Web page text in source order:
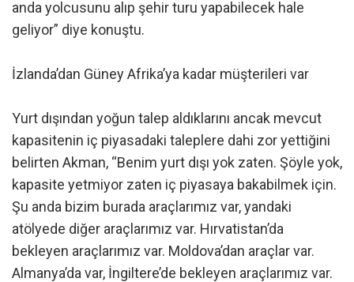
anda yolcusunu alıp şehir turu yapabilecek hale
geliyor” diye konuştu.
İzlanda’dan Güney Afrika’ya kadar müşterileri var
Yurt dışından yoğun talep aldıklarını ancak mevcut
kapasitenin iç piyasadaki taleplere dahi zor yettiğini
belirten Akman, “Benim yurt dışı yok zaten. Şöyle yok,
kapasite yetmiyor zaten iç piyasaya bakabilmek için.
Şu anda bizim burada araçlarımız var, yandaki
atölyede diğer araçlarımız var. Hırvatistan’da
bekleyen araçlarımız var. Moldova’dan araçlar var.
Almanya’da var, İngiltere’de bekleyen araçlarımız var.